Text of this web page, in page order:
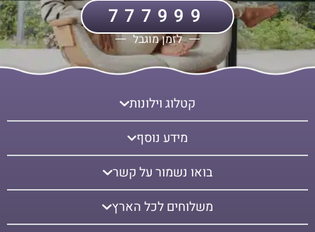
777999
לזמן מוגבל
קטלוג וילונות
מידע נוסף
בואו נשמור על קשר
משלוחים לכל הארץ